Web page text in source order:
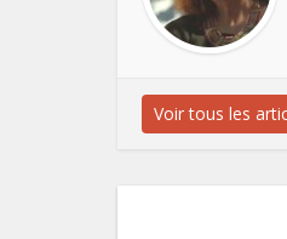
Voir tous les